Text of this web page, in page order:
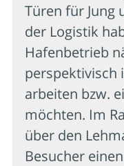
Türen für Jung
der Logistik
Hafenbetrieb
perspektivisch
arbeiten bzw.
möchten. Im
über den
Besucher